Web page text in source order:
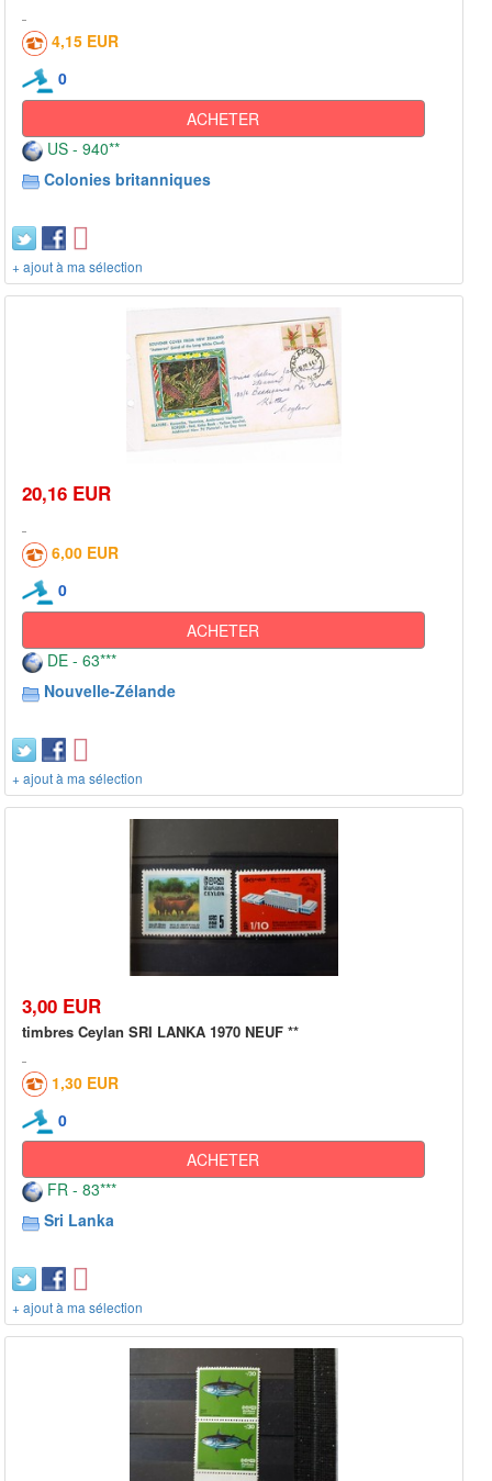
4,15 EUR
0
ACHETER
US - 940**
Colonies britanniques
+ ajout à ma sélection
20,16 EUR
6,00 EUR
0
ACHETER
DE - 63***
Nouvelle-Zélande
+ ajout à ma sélection
3,00 EUR
timbres Ceylan SRI LANKA 1970 NEUF **
1,30 EUR
0
ACHETER
FR - 83***
Sri Lanka
+ ajout à ma sélection